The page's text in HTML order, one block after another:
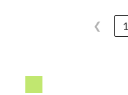
❮ 1